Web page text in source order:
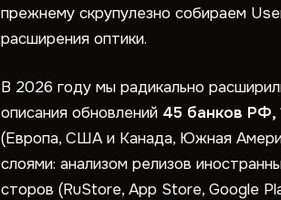
прежнему скрупулезно собираем
расширения оптики.
В 2026 году мы радикально
описания обновлений 45 банков РФ,
(Европа, США и Канада, Южная
слоями: анализом релизов
сторов (RuStore, App Store, Google